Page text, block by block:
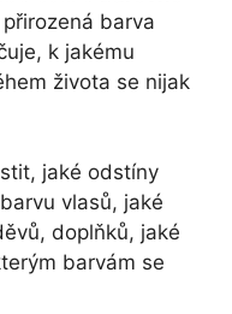
barva
k jakému
života se nijak
jaké odstíny
vlasů, jaké
doplňků, jaké
barvám se